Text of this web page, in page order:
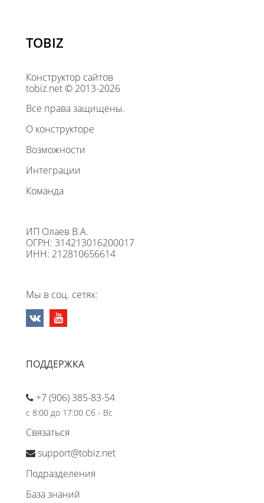
TOBIZ
Конструктор сайтов
tobiz.net © 2013-2026
Все права защищены.
О конструкторе
Возможности
Интеграции
Команда
ИП Олаев В.А.
ОГРН: 314213016200017
ИНН: 212810656614
Мы в соц. сетях:
ПОДДЕРЖКА
+7 (906) 385-83-54
с 8:00 до 17:00 Сб - Вс
Связаться
support@tobiz.net
Подразделения
База знаний